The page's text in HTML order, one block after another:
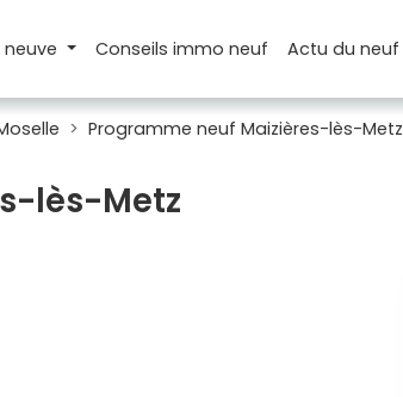
neuve Conseilsimmo neuf Actudu neuf
Programme neuf Maizières-lès-Metz
lès-Metz